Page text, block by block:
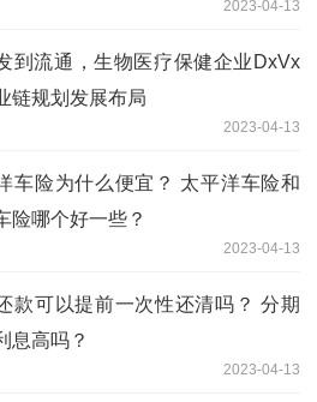
2023-04-13
到流通，生物医疗保健企业DxVx
链规划发展布局
2023-04-13
车险为什么便宜？ 太平洋车险和
险哪个好一些？
2023-04-13
款可以提前一次性还清吗？ 分期
息高吗？
2023-04-13